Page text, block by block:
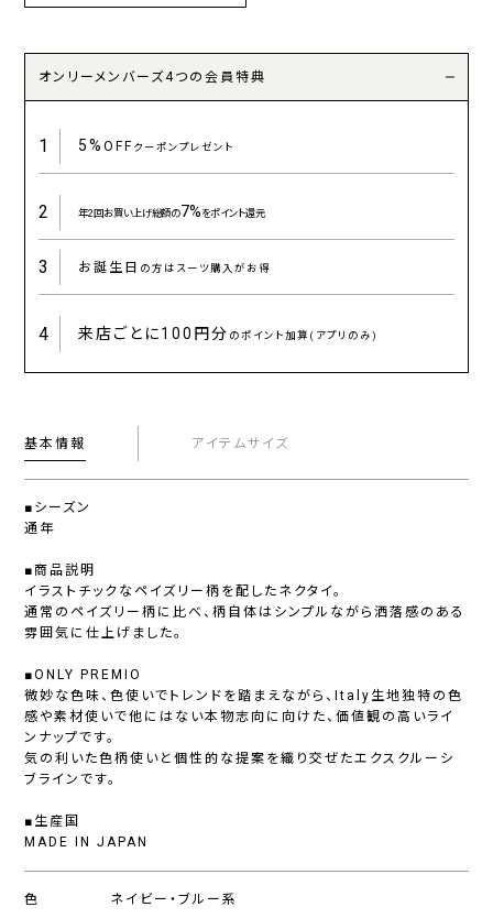
オンリーメンバーズ4つの会員特典
1 5%OFFクーポンプレゼント
2 年2回お買い上げ総額の7%をポイント還元
3 お誕生日 の方はスーツ購入がお得
4 来店ごとに100円分 のポイント加算(アプリのみ)
基本情報 アイテムサイズ
■シーズン
通年
■商品説明
イラストチックなペイズリー柄を配したネクタイ。
通常のペイズリー柄に比べ、柄自体はシンプルながら洒落感のある
雰囲気に仕上げました。
■ONLY PREMIO
微妙な色味、色使いでトレンドを踏まえながら、Italy生地独特の色
感や素材使いで他にはない本物志向に向けた、価値観の高いライ
ンナップです。
気の利いた色柄使いと個性的な提案を織り交ぜたエクスクルーシ
ブラインです。
■生産国
MADE IN JAPAN
色 ネイビー・ブルー系